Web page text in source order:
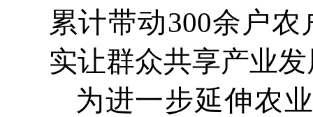
累计带动300余户
实让群众共享产业
为进一步延伸农